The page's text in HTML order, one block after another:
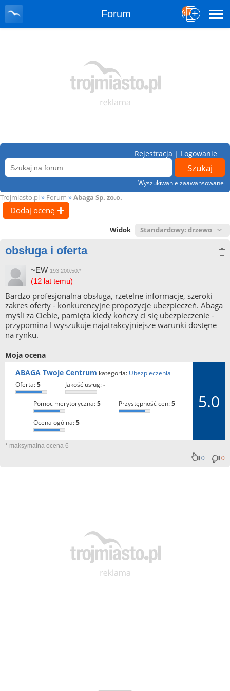
Forum
Wyszukiwanie zaawansowane
Rejestracja | Logowanie
Trojmiasto.pl » Forum » Abaga Sp. zo.o.
Dodaj ocenę
Widok
obsługa i oferta
~EW 193.200.50.*
(12 lat temu)
Bardzo profesjonalna obsługa, rzetelne informacje, szeroki
zakres oferty - konkurencyjne propozycje ubezpieczeń. Abaga
myśli za Ciebie, pamięta kiedy kończy ci się ubezpieczenie -
przypomina I wyszukuje najatrakcyjniejsze warunki dostęne
na rynku.
Moja ocena
ABAGA Twoje Centrum kategoria: Ubezpieczenia
oferta:5 jakość usług:-
pomoc merytoryczna:5 przystępność cen:5
ocena ogólna:5
5.0
* maksymalna ocena 6
0
0